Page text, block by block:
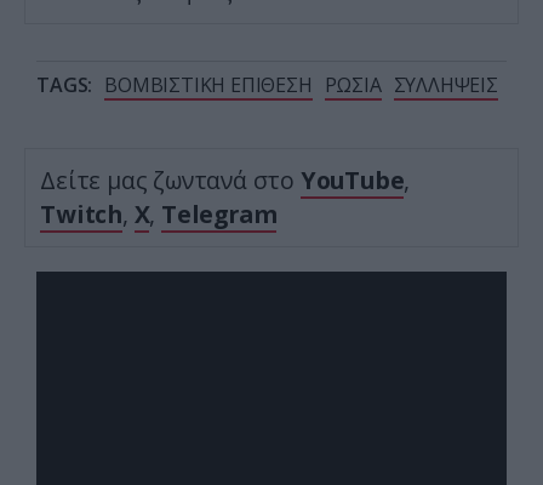
TAGS: ΒΟΜΒΙΣΤΙΚΗ ΕΠΙΘΕΣΗ ΡΩΣΙΑ ΣΥΛΛΗΨΕΙΣ
Δείτε μας ζωντανά στο YouTube,
Twitch, X, Telegram